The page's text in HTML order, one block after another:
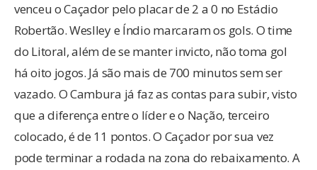
venceu o Caçador pelo placar de 2 a 0 no Estádio
Robertão. Weslley e Índio marcaram os gols. O time
do Litoral, além de se manter invicto, não toma gol
há oito jogos. Já são mais de 700 minutos sem ser
vazado. O Cambura já faz as contas para subir, visto
que a diferença entre o líder e o Nação, terceiro
colocado, é de 11 pontos. O Caçador por sua vez
pode terminar a rodada na zona do rebaixamento. A